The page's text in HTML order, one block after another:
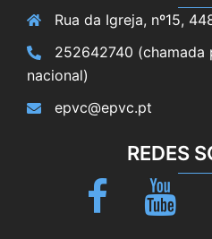
Rua da Igreja, nº15,
252642740 (chamada
nacional)
epvc@epvc.pt
REDES
Facebook